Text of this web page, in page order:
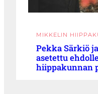
MIKKELIN
Pekka Särkiö
asetettu
hiippakunnan